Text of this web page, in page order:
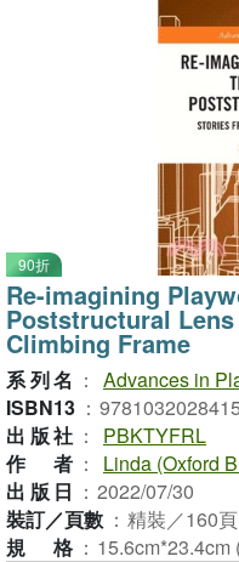
90折
Re-imagining
Poststructural
Climbing Frame
系列名 ： Advances in
ISBN13 ： 9781032028415
出版社 ：
PBKTYFRL
作者 ：
Linda (Oxford
出版日 ： 2022/07/30
裝訂／頁數 ： 精裝／160頁
規格 ： 15.6cm*23.4cm